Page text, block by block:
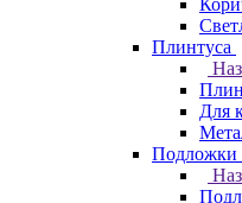
Плинтуса
Для
Подложки